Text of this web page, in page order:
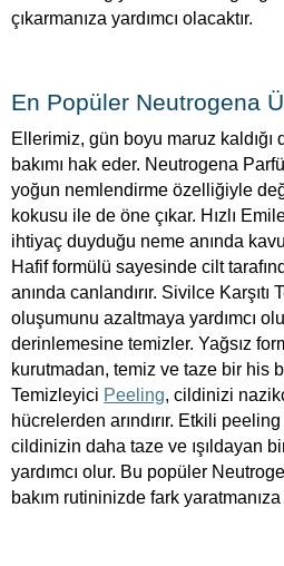
çıkarmanıza yardımcı olacaktır.
En Popüler Neutrogena
Ellerimiz, gün boyu maruz kaldığı
bakımı hak eder. Neutrogena
yoğun nemlendirme özelliğiyle
kokusu ile de öne çıkar. Hızlı
ihtiyaç duyduğu neme anında
Hafif formülü sayesinde cilt
anında canlandırır. Sivilce
oluşumunu azaltmaya yardımcı
derinlemesine temizler. Yağsız
kurutmadan, temiz ve taze bir his
Temizleyici Peeling, cildinizi
hücrelerden arındırır. Etkili
cildinizin daha taze ve ışıldayan
yardımcı olur. Bu popüler
bakım rutininizde fark yaratmanıza